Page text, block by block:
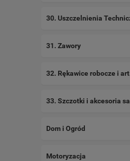
30. Uszczelnienia
31. Zawory
32. Rękawice robocze i
33. Szczotki i akcesoria
Dom i Ogród
Motoryzacja